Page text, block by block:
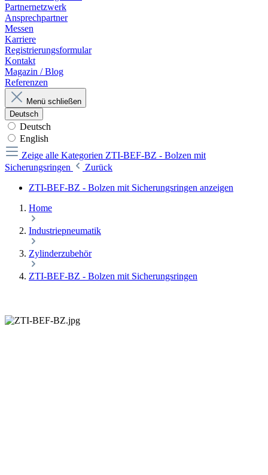
Partnernetzwerk
Ansprechpartner
Messen
Karriere
Registrierungsformular
Kontakt
Magazin / Blog
Referenzen
Menü schließen
Deutsch
Deutsch
English
Zeige alle Kategorien ZTI-BEF-BZ - Bolzen mit
Sicherungsringen
Zurück
ZTI-BEF-BZ - Bolzen mit Sicherungsringen anzeigen
Home
Industriepneumatik
Zylinderzubehör
ZTI-BEF-BZ - Bolzen mit Sicherungsringen